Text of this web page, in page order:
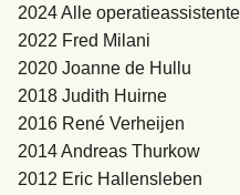
2024 Alle
2022 Fred Milani
2020 Joanne de Hullu
2018 Judith Huirne
2016 René Verheijen
2014 Andreas Thurkow
2012 Eric Hallensleben